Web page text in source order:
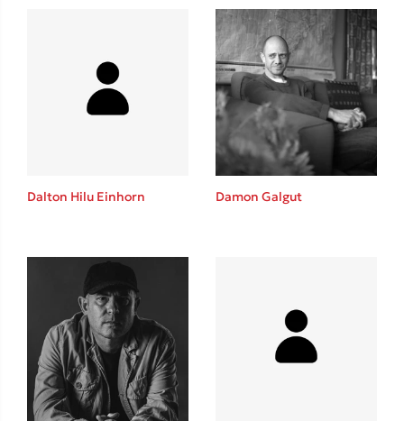
Κώστας Κρομμύδας
Το λιμάνι μου είσαι εσύ
Ιωάννης Γλωσσόπουλος
Δανάη Δεληγεώργη
Πάνω, κάτω, μπροστά, πίσω
Dalton Hilu Einhorn Damon Galgut